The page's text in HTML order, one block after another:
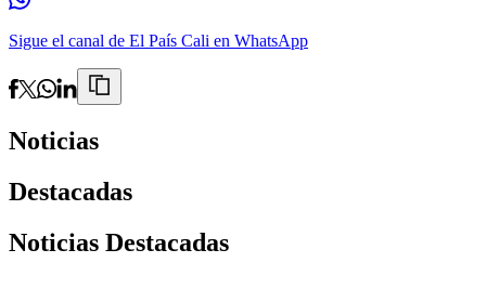
Sigue el canal de El País Cali en WhatsApp
Noticias
Destacadas
Noticias Destacadas